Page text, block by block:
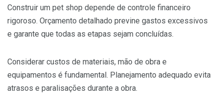
Construir um pet shop depende de controle financeiro
rigoroso. Orçamento detalhado previne gastos excessivos
e garante que todas as etapas sejam concluídas.
Considerar custos de materiais, mão de obra e
equipamentos é fundamental. Planejamento adequado evita
atrasos e paralisações durante a obra.